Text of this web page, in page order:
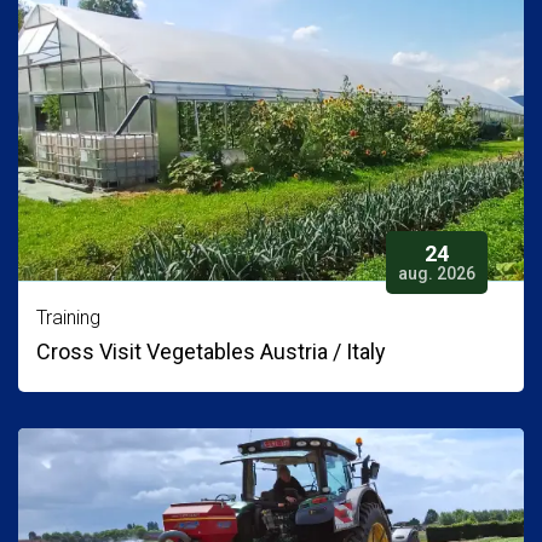
24
aug. 2026
Training
Cross Visit Vegetables Austria / Italy